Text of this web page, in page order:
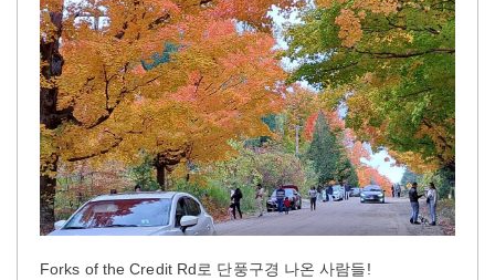
Forks of the Credit Rd로 단풍구경 나온 사람들!